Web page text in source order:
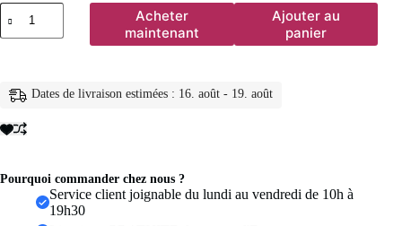
quantité
de
Collier
Simple
perles
pour
Collier
Acheter
maintenant
Ajouter au
panier
Dates de livraison estimées : 16. août - 19. août
Pourquoi commander chez nous ?
Service client joignable du lundi au vendredi de 10h à
19h30